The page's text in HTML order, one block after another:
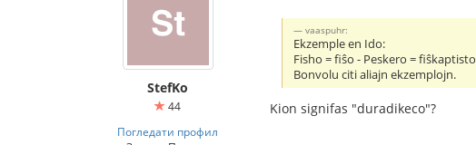
StefKo
44
Погледати профил
vaaspuhr:
Ekzemple en Ido:
Fisho = fiŝo - Peskero = fiŝkaptisto
Bonvolu citi aliajn ekzemplojn.
Kion signifas "duradikeco"?